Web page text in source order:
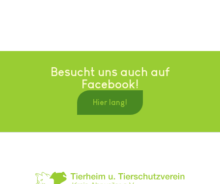
Besucht uns auch auf
Facebook!
Hier lang!